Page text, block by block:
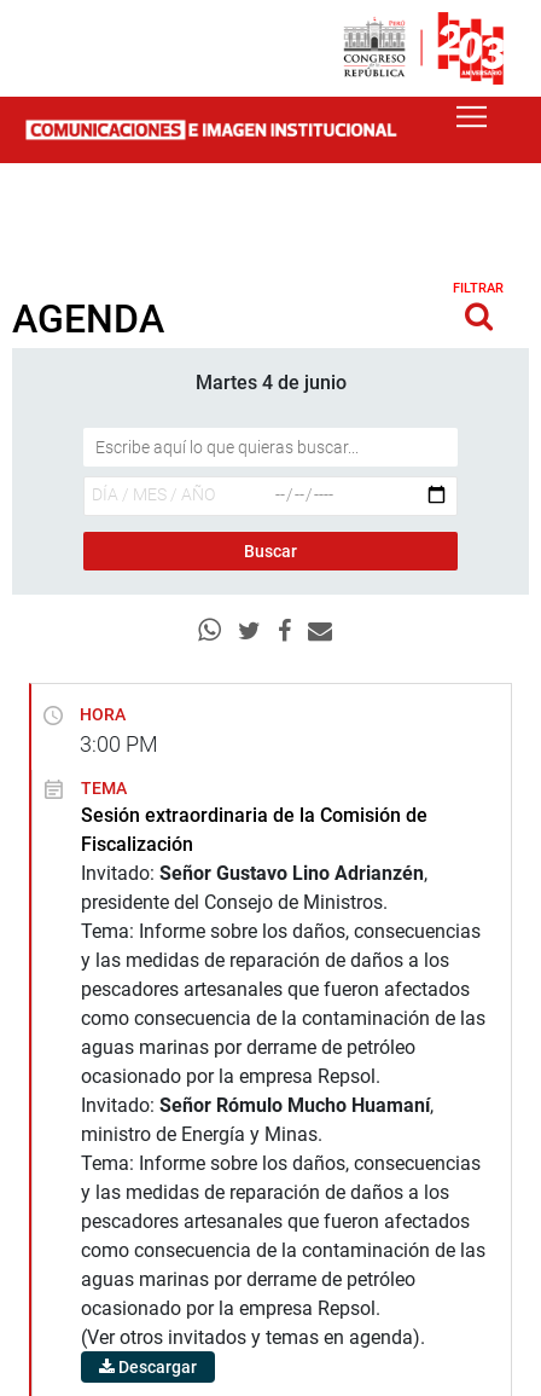
AGENDA
FILTRAR
Martes 4 de junio
HORA
3:00 PM
TEMA
Sesión extraordinaria de la Comisión de
Fiscalización
Invitado: Señor Gustavo Lino Adrianzén,
presidente del Consejo de Ministros.
Tema: Informe sobre los daños, consecuencias
y las medidas de reparación de daños a los
pescadores artesanales que fueron afectados
como consecuencia de la contaminación de las
aguas marinas por derrame de petróleo
ocasionado por la empresa Repsol.
Invitado: Señor Rómulo Mucho Huamaní,
ministro de Energía y Minas.
Tema: Informe sobre los daños, consecuencias
y las medidas de reparación de daños a los
pescadores artesanales que fueron afectados
como consecuencia de la contaminación de las
aguas marinas por derrame de petróleo
ocasionado por la empresa Repsol.
(Ver otros invitados y temas en agenda).
Descargar